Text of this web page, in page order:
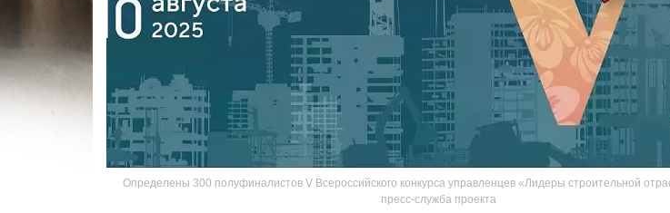
Определены 300 полуфиналистов V Всероссийского конкурса управленцев «Лидеры строительной
пресс-служба проекта